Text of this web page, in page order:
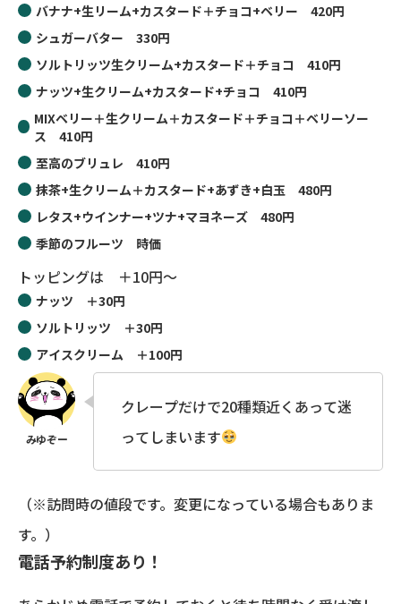
バナナ+生リーム+カスタード＋チョコ+ベリー 420円
シュガーバター 330円
ソルトリッツ生クリーム+カスタード＋チョコ 410円
ナッツ+生クリーム+カスタード+チョコ 410円
MIXベリー＋生クリーム＋カスタード＋チョコ＋ベリーソー
ス 410円
至高のブリュレ 410円
抹茶+生クリーム＋カスタード+あずき+白玉 480円
レタス+ウインナー+ツナ+マヨネーズ 480円
季節のフルーツ 時価
トッピングは ＋10円〜
ナッツ ＋30円
ソルトリッツ ＋30円
アイスクリーム ＋100円
クレープだけで20種類近くあって迷
ってしまいます
（※訪問時の値段です。変更になっている場合もありま
す。）
電話予約制度あり！